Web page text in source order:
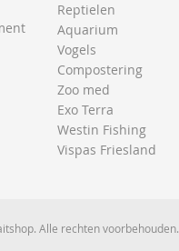
Reptielen
Aquarium
Vogels
Compostering
Zoo med
Exo Terra
Westin Fishing
Vispas Friesland
Alle rechten voorbehouden.